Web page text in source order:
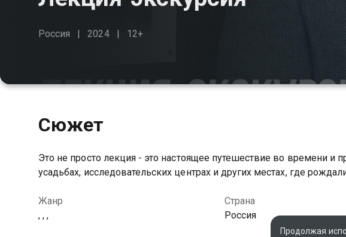
Россия 2024 12+
Сюжет
Это не просто лекция - это настоящее путешествие во времени и
усадьбах, исследовательских центрах и других местах, где
Жанр
, , ,
Страна
Россия
Продолжая